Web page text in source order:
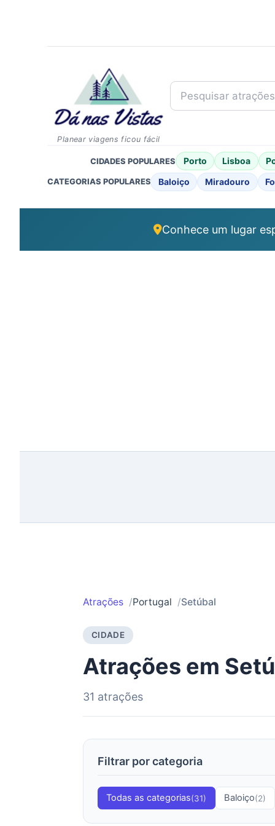
Planear viagens ficou fácil
Pesquisar
CIDADES POPULARES Porto Lisboa
CATEGORIAS POPULARES Baloiço Miradouro
Conhece um lugar
Atrações Portugal Setúbal
CIDADE
Atrações em
31 atrações
Filtrar por categoria
Todas as categorias(31) Baloiço(2)